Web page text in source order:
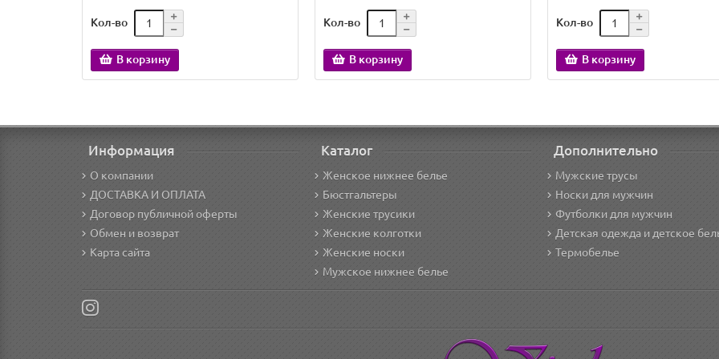
Кол-во
В корзину
Кол-во
В корзину
Кол-во
В корзину
Информация
О компании
ДОСТАВКА И ОПЛАТА
Договор публичной оферты
Обмен и возврат
Карта сайта
Каталог
Женское нижнее белье
Бюстгальтеры
Женские трусики
Женские колготки
Женские носки
Мужское нижнее белье
Дополнительно
Мужские трусы
Носки для мужчин
Футболки для мужчин
Детская одежда и детское
Термобелье